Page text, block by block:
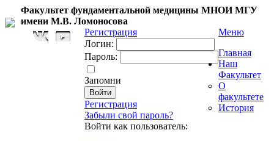
Факультет фундаментальной медицины МНОИ МГУ
имени М.В. Ломоносова
Регистрация
Логин:
Пароль:
Запомни
Регистрация
Забыли свой пароль?
Войти как пользователь:
Меню
Главная
Наш
Факультет
О
факультете
История